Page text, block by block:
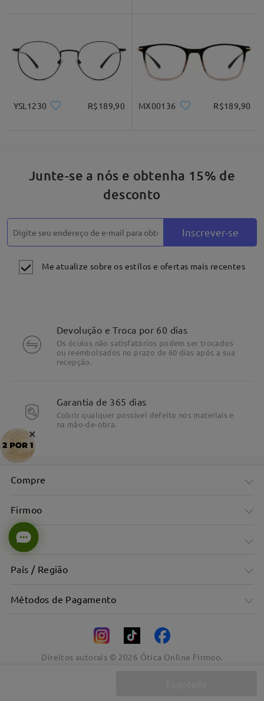
YSL1230 R$189,90 MX00136 R$189,90
Junte-se a nós e obtenha 15% de
desconto
Inscrever-se
Me atualize sobre os estilos e ofertas mais recentes
Devolução e Troca por 60 dias
Os óculos não satisfatórios podem ser trocados
ou reembolsados no prazo de 60 dias após a sua
recepção.
Garantia de 365 dias
Cobrir qualquer possível defeito nos materiais e
na mão-de-obra.
Compre
Firmoo
Ajuda
País / Região
Métodos de Pagamento
Direitos autorais © 2026 Ótica Online Firmoo.
×